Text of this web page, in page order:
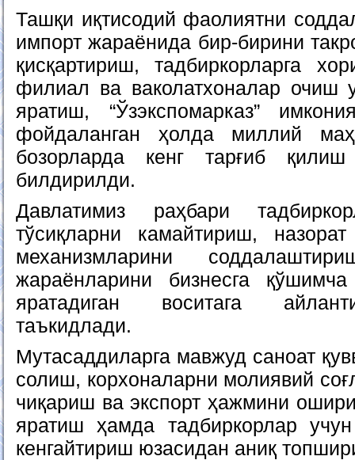
Ташқи иқтисодий фаолиятни
импорт жараёнида бир-бирини
қисқартириш, тадбиркорларга
филиал ва ваколатхоналар очиш
яратиш, “Ўзэкспомарказ”
фойдаланган ҳолда миллий
бозорларда кенг тарғиб
билдирилди.
Давлатимиз раҳбари
тўсиқларни камайтириш,
механизмларини
жараёнларини бизнесга
яратадиган воситага
таъкидлади.
Мутасаддиларга мавжуд саноат
солиш, корхоналарни молиявий
чиқариш ва экспорт ҳажмини
яратиш ҳамда тадбиркорлар
кенгайтириш юзасидан аниқ